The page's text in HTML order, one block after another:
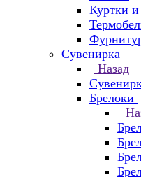
Куртки
Сувенирка
Назад
Брелоки